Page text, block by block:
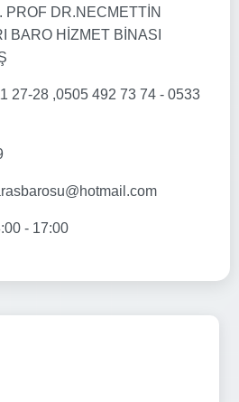
PROF DR.NECMETTİN
BARO HİZMET BİNASI
27-28 ,0505 492 73 74 - 0533
- 17:00